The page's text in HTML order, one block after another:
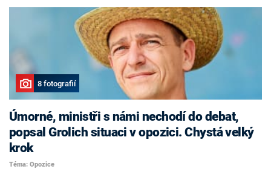
8 fotografií
Úmorné, ministři s námi nechodí do debat,
popsal Grolich situaci v opozici. Chystá velký
krok
Téma: Opozice